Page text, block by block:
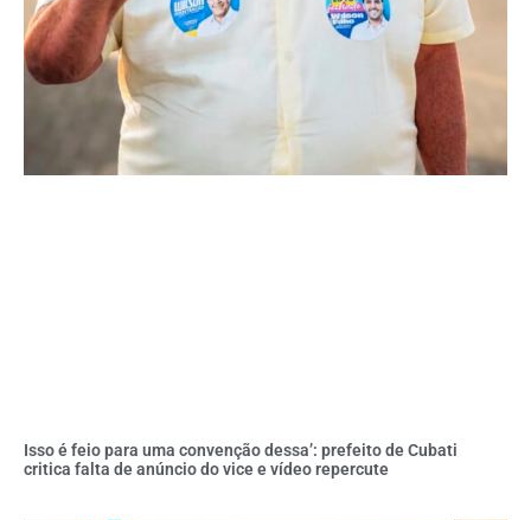
Isso é feio para uma convenção dessa’: prefeito de Cubati
critica falta de anúncio do vice e vídeo repercute